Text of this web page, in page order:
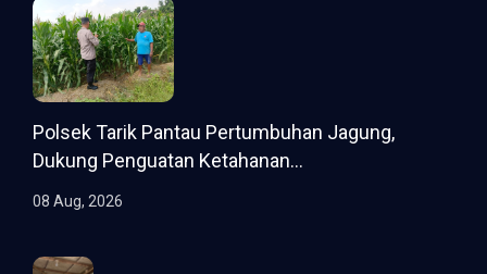
Polsek Tarik Pantau Pertumbuhan Jagung,
Dukung Penguatan Ketahanan...
08 Aug, 2026